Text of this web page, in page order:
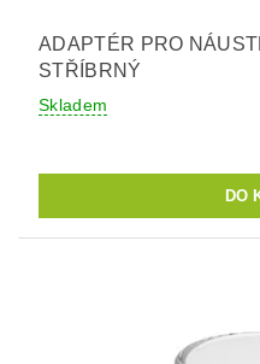
ADAPTÉR PRO
STŘÍBRNÝ
Skladem